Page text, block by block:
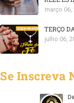
março 06,
TERÇO
julho 06,
Se Inscreva